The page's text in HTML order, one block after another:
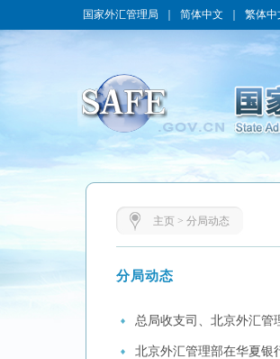
国家外汇管理局 简体中文 繁体中
主页> 分局动态
分局动态
总局收支司、北京外汇管
北京外汇管理部在华夏银